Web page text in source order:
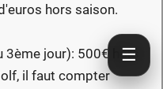
hors saison.
jour): 500€ hors
il faut compter
☰